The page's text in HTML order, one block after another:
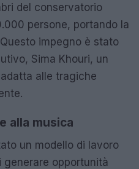
del conservatorio
persone, portando la
impegno è stato
Sima Khouri, un
alle tragiche
alla musica
un modello di lavoro
opportunità